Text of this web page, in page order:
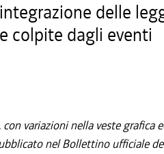
delle
colpite dagli eventi
variazioni nella veste grafica
nel Bollettino ufficiale